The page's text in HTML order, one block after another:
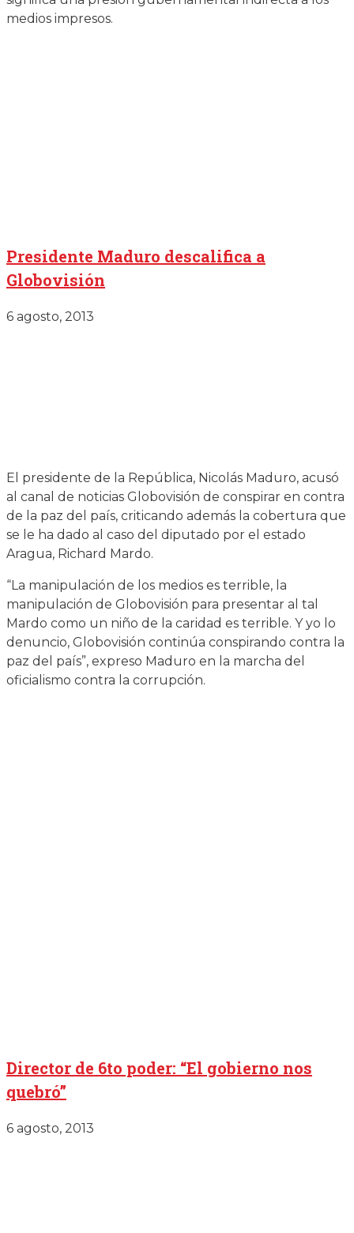
medios impresos.
Presidente Maduro descalifica a
Globovisión
6 agosto, 2013
El presidente de la República, Nicolás Maduro, acusó
al canal de noticias Globovisión de conspirar en contra
de la paz del país, criticando además la cobertura que
se le ha dado al caso del diputado por el estado
Aragua, Richard Mardo.
“La manipulación de los medios es terrible, la
manipulación de Globovisión para presentar al tal
Mardo como un niño de la caridad es terrible. Y yo lo
denuncio, Globovisión continúa conspirando contra la
paz del país”, expreso Maduro en la marcha del
oficialismo contra la corrupción.
Director de 6to poder: “El gobierno nos
quebró”
6 agosto, 2013